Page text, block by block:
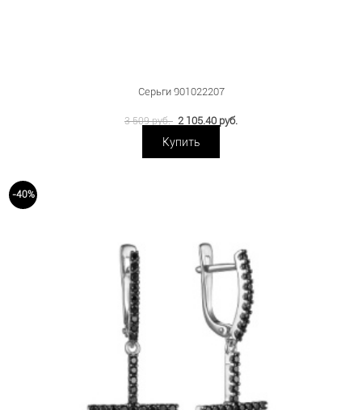
Серьги 901022207
3 509 руб. 2 105.40 руб.
Купить
-40%